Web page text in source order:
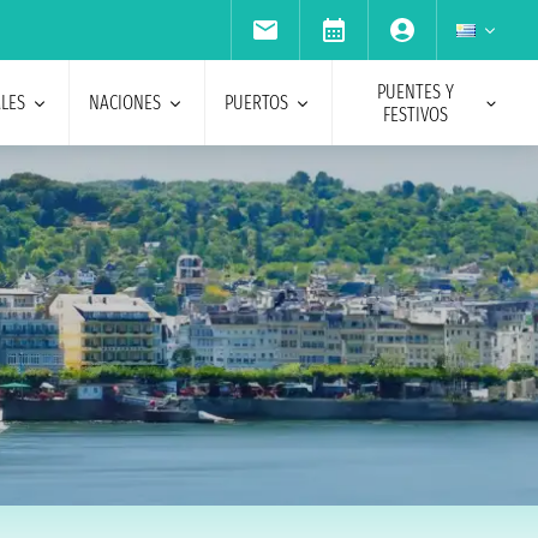
NACIONES PUERTOS
PUENTES Y
FESTIVOS